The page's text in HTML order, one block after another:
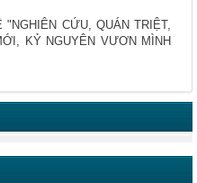
CỨU, QUÁN TRIỆT,
KỶ NGUYÊN VƯƠN MÌNH